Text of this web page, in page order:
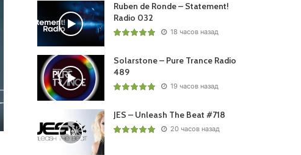
Ruben de Ronde – Statement!
Radio 032
18 часов назад
Solarstone – Pure Trance Radio
489
19 часов назад
JES – Unleash The Beat #718
20 часов назад